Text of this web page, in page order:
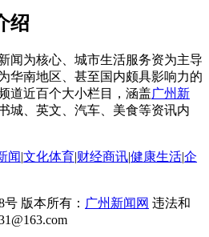
绍
闻为核心、城市生活服务资为主导
华南地区、甚至国内颇具影响力的
道近百个大小栏目，涵盖广州新
城、英文、汽车、美食等资讯内
闻|文化体育|财经商讯|健康生活|企
版本所有： 广州新闻网 违法和